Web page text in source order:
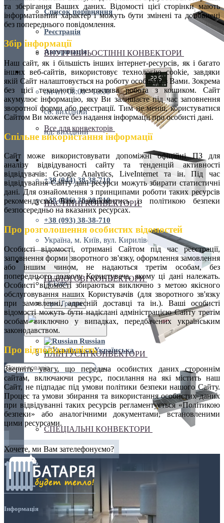
Список порівняння
Реєстрація
Авторизація
пн-пт: 08:00 - 16:00
пн-пт: 08:00 - 16:00
сб: вихідний
нд: вихідний
+38 (044) 38-38-710
+38 (044) 38-38-710
+38 (096) 38-38-710
+38 (093) 38-38-710
Україна, м. Київ, вул. Кирилівська, 160А
грн. Валюта
€ Euro
грн. Гривна
Українська
Russian
Українська
ВНУТРІШНЬОСТІННІ КОНВЕКТОРИ
Все для конвекторів
НАСТІННІ КОНВЕКТОРИ
ПІДЛОГОВІ КОНВЕКТОРИ
ПЛІНТУСНІ КОНВЕКТОРИ
СПЕЦІАЛЬНІ КОНВЕКТОРИ
та зберігання Ваших даних. Відомості цієї сторінки мають
інформативний характер і можуть бути змінені та доповнені
без попереднього повідомлення.
Збір інформації
Наш сайт, як і більшість інших інтернет-ресурсів, як і багато
інших веб-сайтів, використовує технологію cookie, завдяки
якій Сайт налаштовується на роботу особисто з Вами. Зокрема
без цієї технології неможлива робота з кошиком. Сайт
акумулює інформацію, яку Ви залишаєте під час заповнення
зворотної форми або реєстрації. Тим не менш, користуватися
Сайтом Ви можете без надання інформації про особисті дані.
Спільне використання інформації
Сайт може використовувати допоміжні офіційні ПЗ для
аналізу відвідуваності сайту та тенденцій активності
відвідувачів: Google Analytics, LiveInternet та ін. Під час
відвідування Сайту дані ресурси можуть збирати статистичні
дані. Для ознайомлення з принципами роботи таких ресурсів
рекомендуємо Вам ознайомитись із політикою безпеки
безпосередньо на вказаних ресурсах.
Про розголошення особистих відомостей
Особисті відомості, отримані Сайтом під час реєстрації,
заповнення форми зворотного зв'язку, оформлення замовлення
або іншим чином, не надаються третім особам, без
попереднього дозволу Користувача, якому ці дані належать.
Особисті відомості збираються виключно з метою якісного
обслуговування наших Користувачів (для зворотного зв'язку
при замовленні, адресній доставці та ін.). Ваші особисті
відомості можуть бути надіслані адміністрацією Сайту третім
особам виключно у випадках, передбачених українським
законодавством.
Про відповідальність
Зверніть увагу, що передача особистих даних стороннім
сайтам, включаючи ресурс, посилання на які містить наш
Сайт, не підпадає під умови політики безпеки нашого Сайту.
Процес та умови збирання та використання особистих даних
при відвідуванні таких ресурсів регламентується «Політикою
безпеки» або аналогічними документами, встановленими
цими ресурсами.
Хочете, ми Вам зателефонуємо?
Інформація